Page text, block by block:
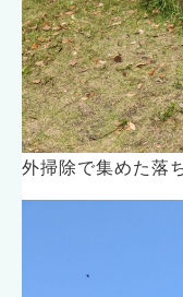
外掃除で集めた落